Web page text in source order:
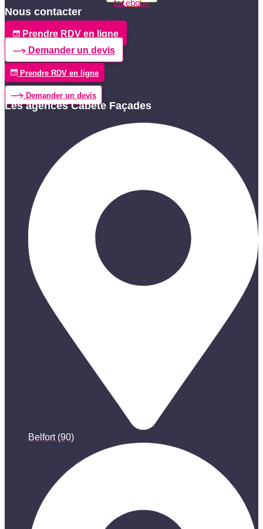
facebook
Nous contacter
Prendre RDV en ligne
Demander un devis
Prendre RDV en ligne
Demander un devis
Les agences Cabete Façades
Belfort (90)